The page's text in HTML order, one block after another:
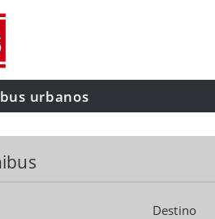
urbanos
Destino